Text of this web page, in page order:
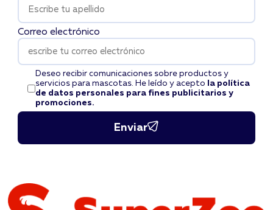
Correo electrónico
Deseo recibir comunicaciones sobre productos y
servicios para mascotas. He leído y acepto
la política
de datos personales para fines publicitarios y
promociones.
Enviar